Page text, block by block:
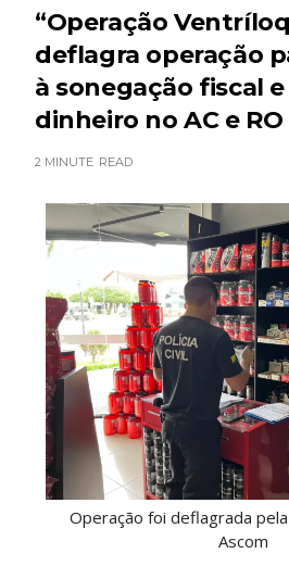
“Operação
deflagra operação
à sonegação fiscal
dinheiro no AC e RO
2 MINUTE READ
Operação foi deflagrada pela
Ascom